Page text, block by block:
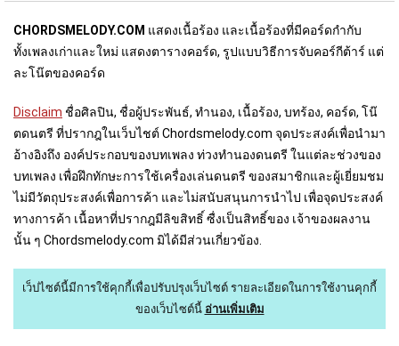
CHORDSMELODY.COM แสดงเนื้อร้อง และเนื้อร้องที่มีคอร์ดกำกับ
ทั้งเพลงเก่าและใหม่ แสดงตารางคอร์ด, รูปแบบวิธีการจับคอร์กีต้าร์ แต่
ละโน๊ตของคอร์ด
Disclaim ชื่อศิลปิน, ชื่อผู้ประพันธ์, ทำนอง, เนื้อร้อง, บทร้อง, คอร์ด, โน๊
ตดนตรี ที่ปรากฎในเว็บไชต์ Chordsmelody.com จุดประสงค์เพื่อนำมา
อ้างอิงถึง องค์ประกอบของบทเพลง ท่วงทำนองดนตรี ในแต่ละช่วงของ
บทเพลง เพื่อฝึกทักษะการใช้เครื่องเล่นดนตรี ของสมาชิกและผู้เยี่ยมชม
ไม่มีวัตถุประสงค์เพื่อการค้า และไม่สนับสนุนการนำไป เพื่อจุดประสงค์
ทางการค้า เนื้อหาที่ปรากฎมีลิขสิทธิ์ ซื่งเป็นสิทธิ์ของ เจ้าของผลงาน
นั้น ๆ Chordsmelody.com มิได้มีส่วนเกี่ยวข้อง.
เว็ปไซต์นี้มีการใช้คุกกี้เพื่อปรับปรุงเว็บไซต์ รายละเอียดในการใช้งานคุกกี้
ของเว็บไซต์นี้ อ่านเพิ่มเติม